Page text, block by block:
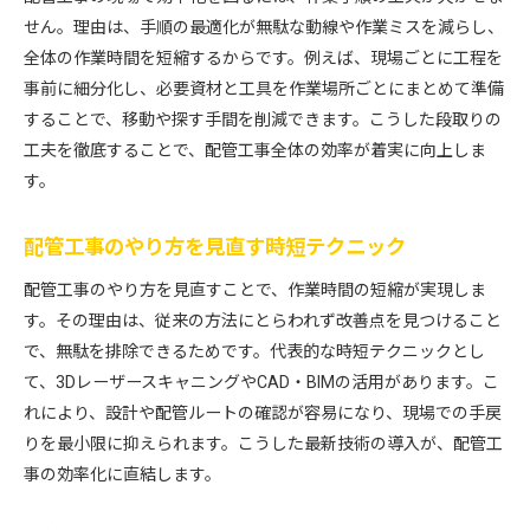
せん。理由は、手順の最適化が無駄な動線や作業ミスを減らし、
全体の作業時間を短縮するからです。例えば、現場ごとに工程を
事前に細分化し、必要資材と工具を作業場所ごとにまとめて準備
することで、移動や探す手間を削減できます。こうした段取りの
工夫を徹底することで、配管工事全体の効率が着実に向上しま
す。
配管工事のやり方を見直す時短テクニック
配管工事のやり方を見直すことで、作業時間の短縮が実現しま
す。その理由は、従来の方法にとらわれず改善点を見つけること
で、無駄を排除できるためです。代表的な時短テクニックとし
て、3DレーザースキャニングやCAD・BIMの活用があります。こ
れにより、設計や配管ルートの確認が容易になり、現場での手戻
りを最小限に抑えられます。こうした最新技術の導入が、配管工
事の効率化に直結します。